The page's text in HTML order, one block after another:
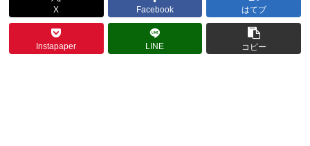
X Facebook はてブ
Instapaper LINE コピー